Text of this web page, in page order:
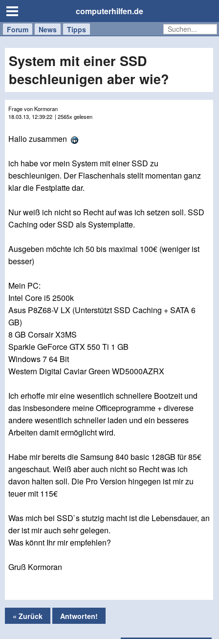
computerhilfen.de
Forum News Tipps
Handy
Tablet
Windows
Mac
System mit einer SSD
beschleunigen aber wie?
Frage von Kormoran
18.03.13, 12:39:22 | 2565x gelesen
Hallo zusammen
ich habe vor mein System mit einer SSD zu
beschleunigen. Der Flaschenhals stellt momentan ganz
klar die Festplatte dar.
Nur weiß ich nicht so Recht auf was ich setzen soll. SSD
Caching oder SSD als Systemplatte.
Ausgeben möchte ich 50 bis maximal 100€ (weniger ist
besser)
Mein PC:
Intel Core i5 2500k
Asus P8Z68-V LX (Unterstützt SSD Caching + SATA 6
GB)
8 GB Corsair X3MS
Sparkle GeForce GTX 550 Ti 1 GB
Windows 7 64 Bit
Western Digital Caviar Green WD5000AZRX
Ich erhoffe mir eine wesentlich schnellere Bootzeit und
das insbesondere meine Officeprogramme + diverese
andere wesentlich schneller laden und ein besseres
Arbeiten damit ermöglicht wird.
Habe mir bereits die Samsung 840 basic 128GB für 85€
angeschaut. Weiß aber auch nicht so Recht was ich
davon halten soll. Die Pro Version hingegen ist mir zu
teuer mit 115€
Was mich bei SSD`s stutzig macht ist die Lebensdauer, an
der ist mir auch sehr gelegen.
Was könnt Ihr mir empfehlen?
Gruß Kormoran
« Zurück Antworten!